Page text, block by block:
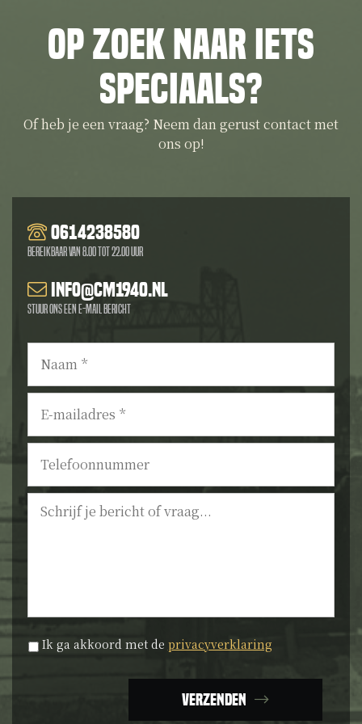
Op zoek naar iets
speciaals?
Of heb je een vraag? Neem dan gerust contact met
ons op!
0614238580
Bereikbaar van 8.00 tot 22.00 uur
info@cm1940.nl
Stuur ons een e-mail bericht
Naam *
E-
mailadres *
Telefoonnummer
Bericht
Privacyverklaring *
Ik ga akkoord met de privacyverklaring
Verzenden